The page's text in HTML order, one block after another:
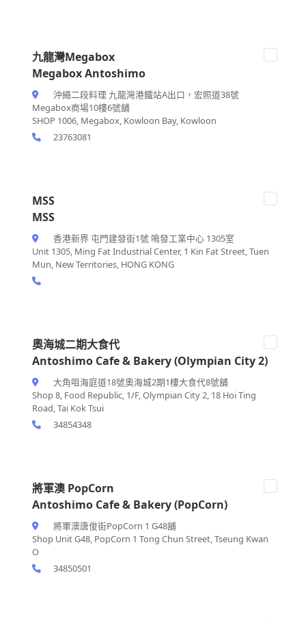
九龍灣Megabox
Megabox Antoshimo
沖繩二段料理 九龍灣港鐵站A出口，宏照道38號
Megabox商場10樓6號舖
SHOP 1006, Megabox, Kowloon Bay, Kowloon
23763081
MSS
MSS
香港新界 屯門建發街1號 鳴發工業中心 1305室
Unit 1305, Ming Fat Industrial Center, 1 Kin Fat Street, Tuen
Mun, New Territories, HONG KONG
奧海城二期大食代
Antoshimo Cafe & Bakery (Olympian City 2)
大角咀海庭道18號奧海城2期1樓大食代8號舖
Shop 8, Food Republic, 1/F, Olympian City 2, 18 Hoi Ting
Road, Tai Kok Tsui
34854348
將軍澳 PopCorn
Antoshimo Cafe & Bakery (PopCorn)
將軍澳唐俊街PopCorn 1 G48舖
Shop Unit G48, PopCorn 1 Tong Chun Street, Tseung Kwan
O
34850501